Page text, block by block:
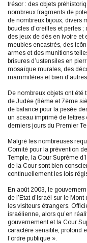
trésor : des objets
nombreux fragments de
de nombreux bijoux, divers
boucles d’oreilles et perles
des jeux de dés en ivoire et
meubles encastrés, des
armes et des munitions
brisures d’ustensiles en
mosaïque murales, des
mammifères et bien
De nombreux objets ont été
de Judée (8ème et 7ème
de balance pour la pesée
un sceau imprimé de lettres
derniers jours du Premier
Malgré les nombreuses
Comité pour la prévention
Temple, la Cour Suprême
de la Cour sont bien
continuellement les lois
En août 2003, le
de l’Etat d’Israël sur le
les visiteurs étrangers.
israélienne, alors qu’en
gouvernement et la Cour
caractère sensible, profond
l’ordre publique ».